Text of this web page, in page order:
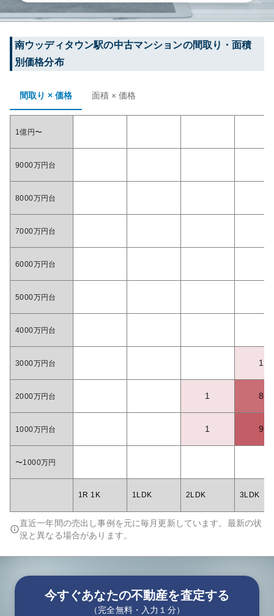
南ウッディタウン駅の中古マンションの間取り・面積
別価格分布
間取り × 価格 面積 × 価格
1億円〜
9000万円台
8000万円台
7000万円台
6000万円台
5000万円台
4000万円台
3000万円台 1
2000万円台 1 8
1000万円台 1 9
〜1000万円
1R 1K 1LDK 2LDK 3LDK
直近一年間の売出し事例を元に毎月更新しています。最新の状
況と異なる場合があります。
今すぐあなたの不動産を査定する
（完全無料・入力１分）